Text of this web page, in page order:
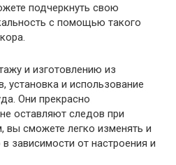
подчеркнуть свою
с помощью такого
и изготовлению из
установка и использование
Они прекрасно
оставляют следов при
вы сможете легко изменять и
зависимости от настроения и